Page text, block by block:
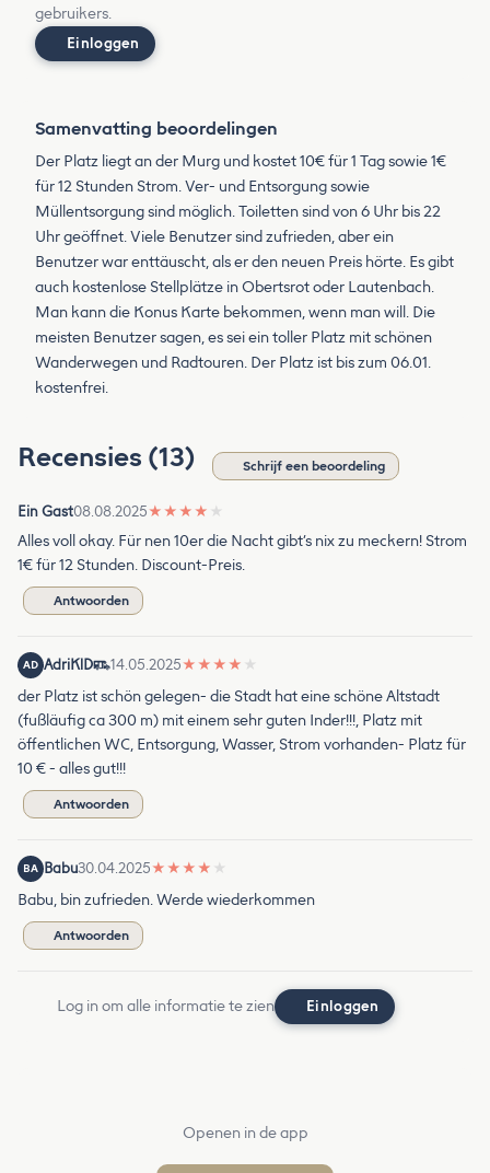
gebruikers.
Einloggen
Samenvatting beoordelingen
Der Platz liegt an der Murg und kostet 10€ für 1 Tag sowie 1€
für 12 Stunden Strom. Ver- und Entsorgung sowie
Müllentsorgung sind möglich. Toiletten sind von 6 Uhr bis 22
Uhr geöffnet. Viele Benutzer sind zufrieden, aber ein
Benutzer war enttäuscht, als er den neuen Preis hörte. Es gibt
auch kostenlose Stellplätze in Obertsrot oder Lautenbach.
Man kann die Konus Karte bekommen, wenn man will. Die
meisten Benutzer sagen, es sei ein toller Platz mit schönen
Wanderwegen und Radtouren. Der Platz ist bis zum 06.01.
kostenfrei.
Recensies (13) Schrijf een beoordeling
Ein Gast08.08.2025★ ★ ★ ★ ★
Alles voll okay. Für nen 10er die Nacht gibt’s nix zu meckern! Strom
1€ für 12 Stunden. Discount-Preis.
Antwoorden
AD AdriKlD 14.05.2025★ ★ ★ ★ ★
der Platz ist schön gelegen- die Stadt hat eine schöne Altstadt
(fußläufig ca 300 m) mit einem sehr guten Inder!!!, Platz mit
öffentlichen WC, Entsorgung, Wasser, Strom vorhanden- Platz für
10 € - alles gut!!!
Antwoorden
BA Babu30.04.2025★ ★ ★ ★ ★
Babu, bin zufrieden. Werde wiederkommen
Antwoorden
Log in om alle informatie te zien Einloggen
Openen in de app